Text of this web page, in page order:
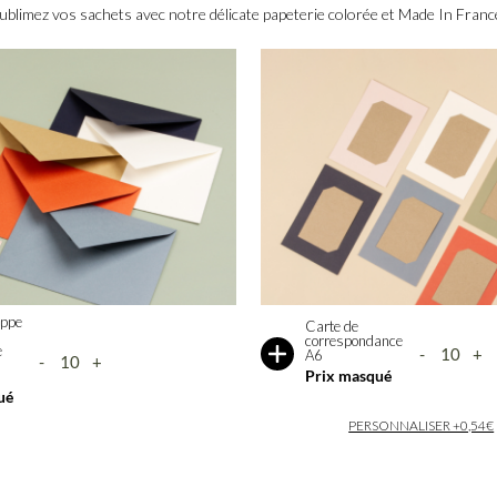
vos sachets avec notre délicate papeterie colorée et Made In
-
quantité
+
bourgeons
eucalyptus
carte-
jaune
carte-
ivoire
carte-
marine
carte-
rosepoudre
olive
Afficher
Carte de
correspondance
A6
Prix masqué
-
quantité
+
PERSONNALISER +0,54€